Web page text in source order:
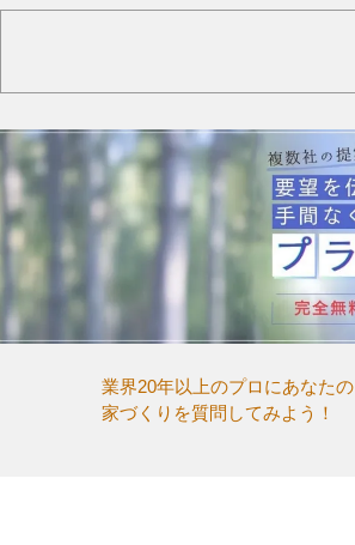
業界20年以上のプロにあなたの
家づくりを質問してみよう！